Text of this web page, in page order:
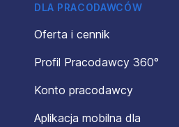
DLA PRACODAWCÓW
Oferta i cennik
Profil Pracodawcy 360°
Konto pracodawcy
Aplikacja mobilna dla